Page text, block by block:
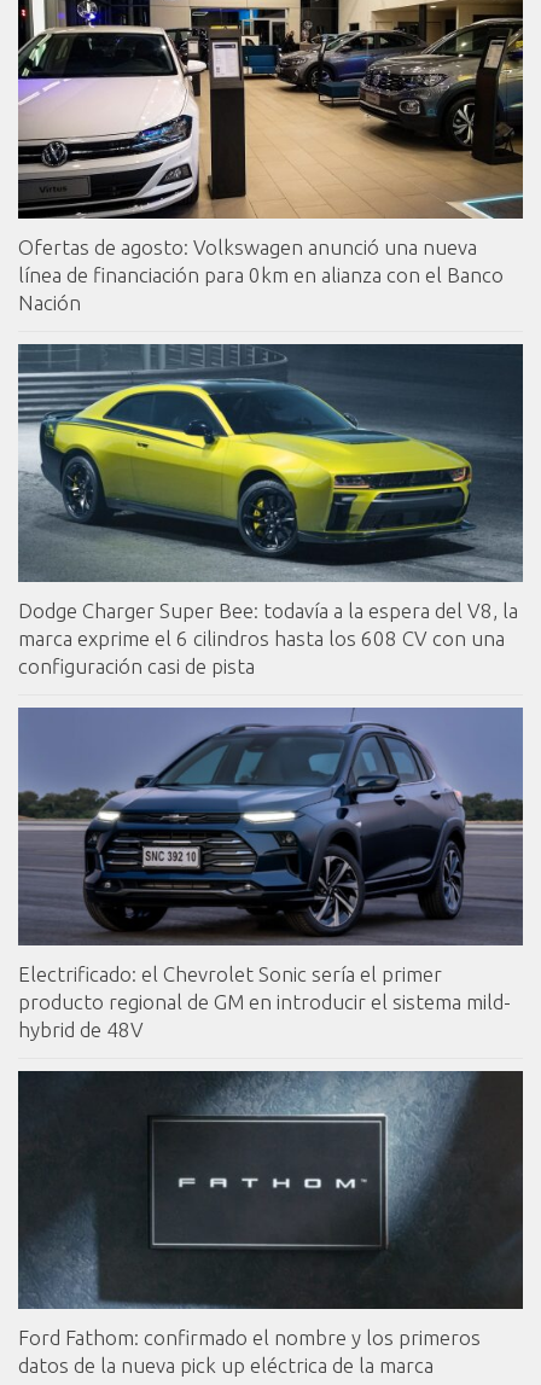
Ofertas de agosto: Volkswagen anunció una nueva
línea de financiación para 0km en alianza con el Banco
Nación
Dodge Charger Super Bee: todavía a la espera del V8, la
marca exprime el 6 cilindros hasta los 608 CV con una
configuración casi de pista
Electrificado: el Chevrolet Sonic sería el primer
producto regional de GM en introducir el sistema mild-
hybrid de 48V
Ford Fathom: confirmado el nombre y los primeros
datos de la nueva pick up eléctrica de la marca